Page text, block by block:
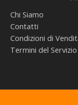
Chi Siamo
Contatti
Condizioni di
Termini del Servizio